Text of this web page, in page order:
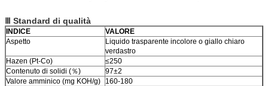
Ⅲ Standard di qualità
INDICE
VALORE
Aspetto
Liquido trasparente incolore o giallo chiaro
verdastro
Hazen (Pt-Co)
≤250
Contenuto di solidi (％)
97±2
Valore amminico (mg KOH/g)
160-180